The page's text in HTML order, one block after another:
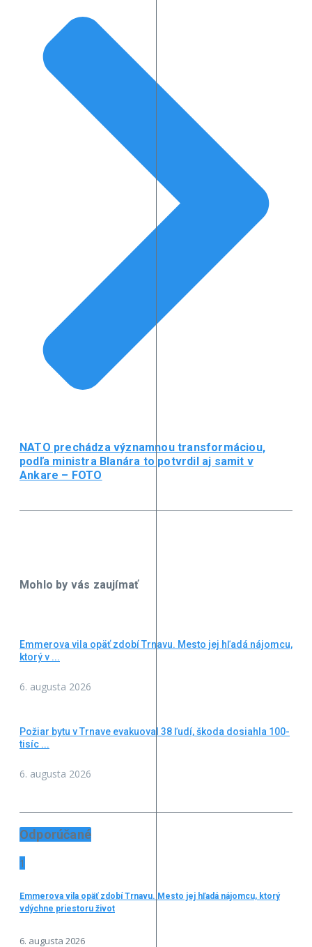
NATO prechádza významnou transformáciou,
podľa ministra Blanára to potvrdil aj samit v
Ankare – FOTO
Mohlo by vás zaujímať
Emmerova vila opäť zdobí Trnavu. Mesto jej hľadá nájomcu,
ktorý v ...
6. augusta 2026
Požiar bytu v Trnave evakuoval 38 ľudí, škoda dosiahla 100-
tisíc ...
6. augusta 2026
Odporúčané
1
Emmerova vila opäť zdobí Trnavu. Mesto jej hľadá nájomcu, ktorý
vdýchne priestoru život
6. augusta 2026